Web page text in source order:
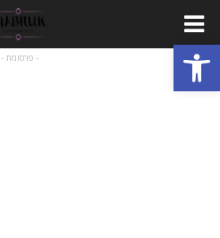
Open toolbar - פרסומת -